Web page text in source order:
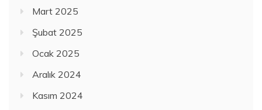
Mart 2025
Şubat 2025
Ocak 2025
Aralık 2024
Kasım 2024